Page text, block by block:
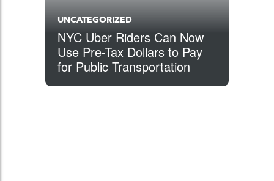
UNCATEGORIZED
NYC Uber Riders Can Now
Use Pre-Tax Dollars to Pay
for Public Transportation